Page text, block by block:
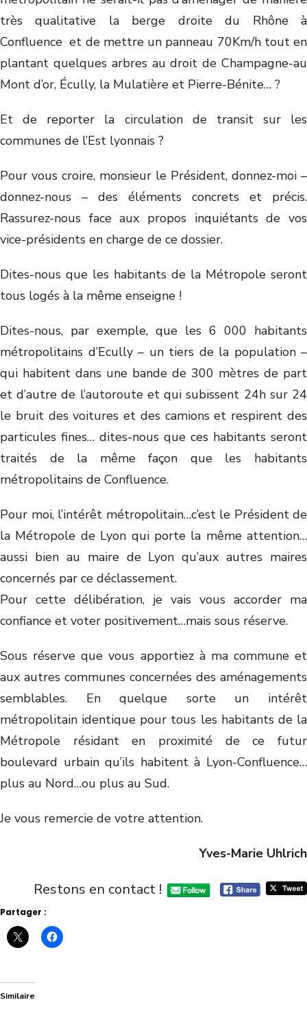
très qualitative la berge droite du Rhône à
Confluence et de mettre un panneau 70Km/h tout en
plantant quelques arbres au droit de Champagne-au
Mont d’or, Écully, la Mulatière et Pierre-Bénite… ?
Et de reporter la circulation de transit sur les
communes de l’Est lyonnais ?
Pour vous croire, monsieur le Président, donnez-moi –
donnez-nous – des éléments concrets et précis.
Rassurez-nous face aux propos inquiétants de vos
vice-présidents en charge de ce dossier.
Dites-nous que les habitants de la Métropole seront
tous logés à la même enseigne !
Dites-nous, par exemple, que les 6 000 habitants
métropolitains d’Ecully – un tiers de la population –
qui habitent dans une bande de 300 mètres de part
et d’autre de l’autoroute et qui subissent 24h sur 24
le bruit des voitures et des camions et respirent des
particules fines… dites-nous que ces habitants seront
traités de la même façon que les habitants
métropolitains de Confluence.
Pour moi, l’intérêt métropolitain…c’est le Président de
la Métropole de Lyon qui porte la même attention…
aussi bien au maire de Lyon qu’aux autres maires
concernés par ce déclassement.
Pour cette délibération, je vais vous accorder ma
confiance et voter positivement…mais sous réserve.
Sous réserve que vous apportiez à ma commune et
aux autres communes concernées des aménagements
semblables. En quelque sorte un intérêt
métropolitain identique pour tous les habitants de la
Métropole résidant en proximité de ce futur
boulevard urbain qu’ils habitent à Lyon-Confluence…
plus au Nord…ou plus au Sud.
Je vous remercie de votre attention.
Yves-Marie Uhlrich
Restons en contact !
Partager :
Similaire